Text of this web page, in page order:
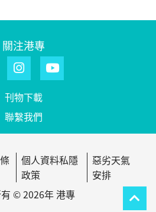
關注港專
刊物下載
聯繫我們
個人資料私隱
政策
惡劣天氣
安排
© 2026年 港專